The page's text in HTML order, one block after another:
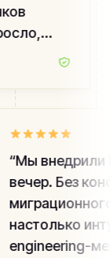
Мы внедрили
вечер. Без
миграционного
настолько
engineering-